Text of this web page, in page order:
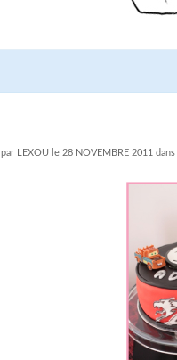
par LEXOU le 28 NOVEMBRE 2011 dans